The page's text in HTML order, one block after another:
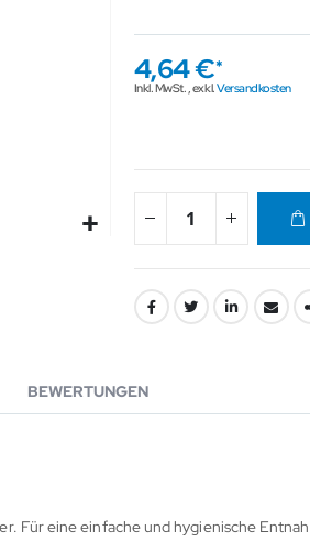
4,64 €
Inkl. MwSt.,exkl.Versandkosten
Für eine einfache und hygienische
BEWERTUNGEN